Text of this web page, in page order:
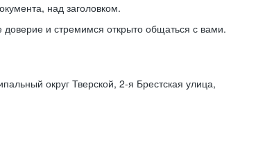
над заголовком.
и стремимся открыто общаться с вами.
округ Тверской, 2-я Брестская улица,